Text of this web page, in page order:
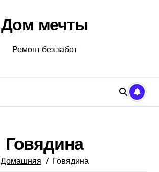
Дом мечты
Ремонт без забот
Говядина
Домашняя Говядина